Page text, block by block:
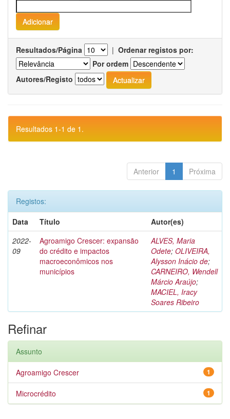
Resultados/Página | Ordenar registos por:
Por ordem
Autores/Registo
Resultados 1-1 de 1.
Anterior 1 Próxima
Registos:
Data
Título
Autor(es)
2022-
09
Agroamigo Crescer: expansão
do crédito e impactos
macroeconômicos nos
municípios
ALVES, Maria
Odete; OLIVEIRA,
Alysson Inácio de;
CARNEIRO, Wendell
Márcio Araújo;
MACIEL, Iracy
Soares Ribeiro
Refinar
Assunto
1
Agroamigo Crescer
1
Microcrédito